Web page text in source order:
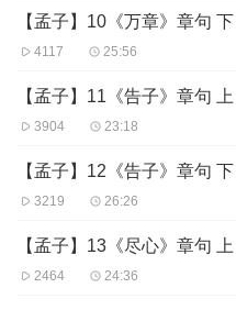
【孟子】10《万章》章句 下
4117 25:56
【孟子】11《告子》章句 上
3904 23:18
【孟子】12《告子》章句 下
3219 26:26
【孟子】13《尽心》章句 上
2464 24:36